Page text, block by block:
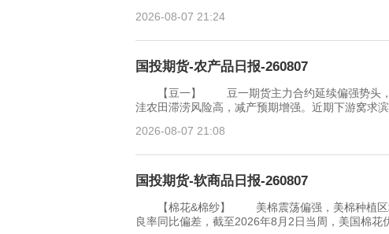
2026-08-07 21:24
国投期货-农产品日报-260807
【豆一】 豆一期货主力合约延续偏强势头，
洼农田滞涝风险高，减产预期增强。近期下游窝求
2026-08-07 21:08
国投期货-软商品日报-260807
【棉花&棉纱】 美棉震荡偏强，美棉种植区域
良率同比偏差，截至2026年8月2日当周，美国棉花